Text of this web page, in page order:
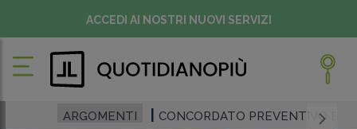
ACCEDI AI NOSTRI NUOVI SERVIZI
ARGOMENTI CONCORDATO PREVENTIVO